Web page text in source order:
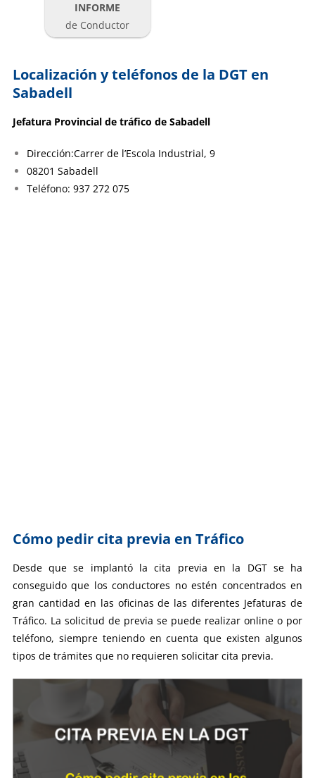
INFORME
de Conductor
Localización y teléfonos de la DGT en
Sabadell
Jefatura Provincial de tráfico de Sabadell
Dirección:Carrer de l’Escola Industrial, 9
08201 Sabadell
Teléfono: 937 272 075
Cómo pedir cita previa en Tráfico
Desde que se implantó la cita previa en la DGT se ha
conseguido que los conductores no estén concentrados en
gran cantidad en las oficinas de las diferentes Jefaturas de
Tráfico. La solicitud de previa se puede realizar online o por
teléfono, siempre teniendo en cuenta que existen algunos
tipos de trámites que no requieren solicitar cita previa.